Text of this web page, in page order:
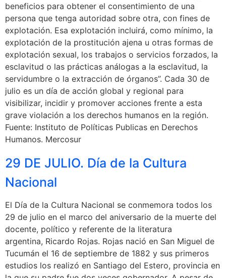
beneficios para obtener el consentimiento de una
persona que tenga autoridad sobre otra, con fines de
explotación. Esa explotación incluirá, como mínimo, la
explotación de la prostitución ajena u otras formas de
explotación sexual, los trabajos o servicios forzados, la
esclavitud o las prácticas análogas a la esclavitud, la
servidumbre o la extracción de órganos”. Cada 30 de
julio es un día de acción global y regional para
visibilizar, incidir y promover acciones frente a esta
grave violación a los derechos humanos en la región.
Fuente: Instituto de Políticas Publicas en Derechos
Humanos. Mercosur
29 DE JULIO. Día de la Cultura
Nacional
El Día de la Cultura Nacional se conmemora todos los
29 de julio en el marco del aniversario de la muerte del
docente, político y referente de la literatura
argentina, Ricardo Rojas. Rojas nació en San Miguel de
Tucumán el 16 de septiembre de 1882 y sus primeros
estudios los realizó en Santiago del Estero, provincia en